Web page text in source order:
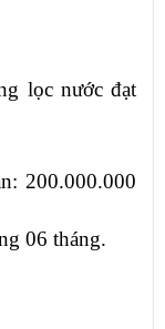
lọc nước đạt
200.000.000
06 tháng.